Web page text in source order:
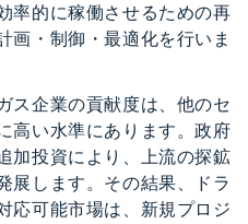
率的に稼働させるための再
画・制御・最適化を行いま
ス企業の貢献度は、他のセ
高い水準にあります。政府
加投資により、上流の探鉱
展します。その結果、ドラ
応可能市場は、新規プロジ